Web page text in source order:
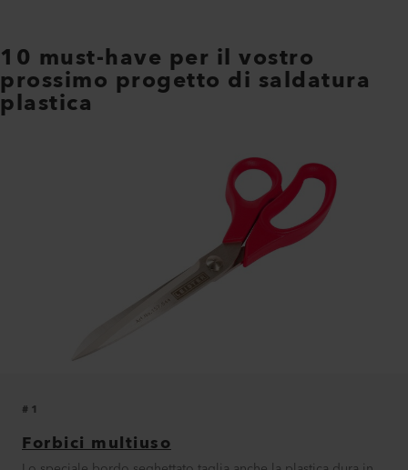
10 must-have per il vostro
prossimo progetto di saldatura
plastica
#1
Forbici multiuso